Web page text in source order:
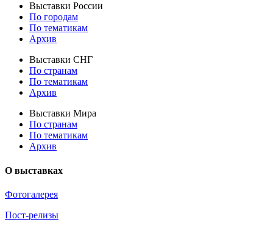
Выставки России
По городам
По тематикам
Архив
Выставки СНГ
По странам
По тематикам
Архив
Выставки Мира
По странам
По тематикам
Архив
О выставках
Фотогалерея
Пост-релизы